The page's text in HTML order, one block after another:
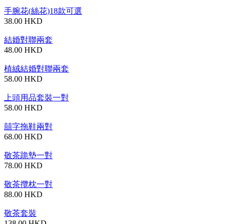
手腕花(絲花)18款可選
38.00 HKD
結婚對聯兩套
48.00 HKD
植絨結婚對聯兩套
58.00 HKD
上頭用品套裝一對
58.00 HKD
囍字拖鞋兩對
68.00 HKD
敬茶跪墊一對
78.00 HKD
敬茶攬枕一對
88.00 HKD
敬茶套裝